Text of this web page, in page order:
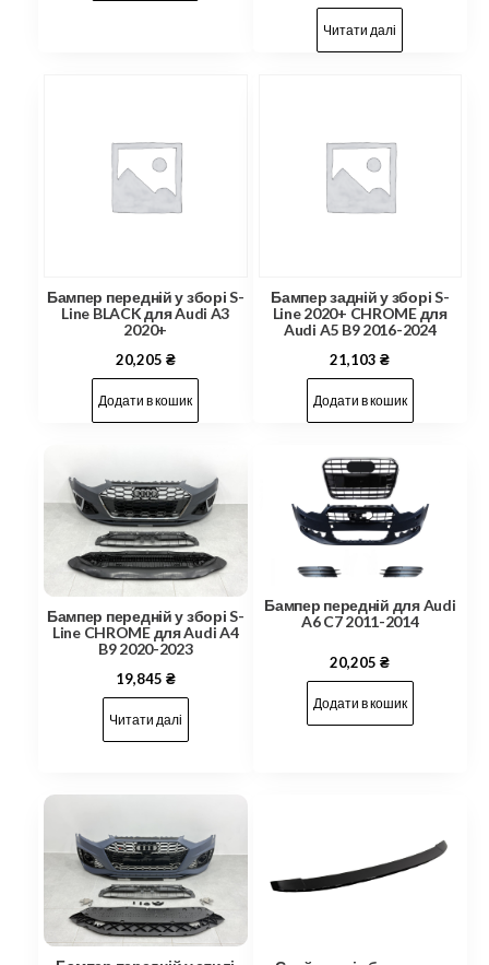
Читати далі
Бампер передній у зборі S-
Line BLACK для Audi A3
2020+
20,205 ₴
Додати в кошик
Бампер задній у зборі S-
Line 2020+ CHROME для
Audi A5 B9 2016-2024
21,103₴
Додати в кошик
Бампер передній у зборі S-
Line CHROME для Audi A4
B9 2020-2023
19,845 ₴
Читати далі
Бампер передній для Audi
A6 C7 2011-2014
20,205₴
Додати в кошик